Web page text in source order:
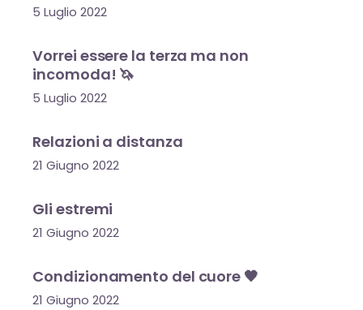
5 Luglio 2022
Vorrei essere la terza ma non
incomoda! 🦄
5 Luglio 2022
Relazioni a distanza
21 Giugno 2022
Gli estremi
21 Giugno 2022
Condizionamento del cuore 🖤
21 Giugno 2022